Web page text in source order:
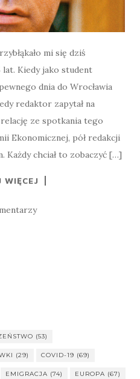
mi się dziś
Kiedy jako student
dnia do Wrocławia
redaktor zapytał na
ze spotkania tego
Ekonomicznej, pół redakcji
Każdy chciał to zobaczyć […]
WIĘCEJ
(53)
(29) COVID-19 (69)
EMIGRACJA (74) EUROPA (67)